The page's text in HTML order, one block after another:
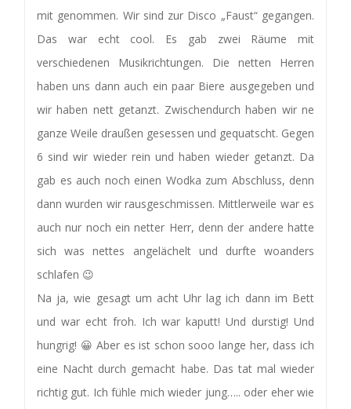
mit genommen. Wir sind zur Disco „Faust“ gegangen.
Das war echt cool. Es gab zwei Räume mit
verschiedenen Musikrichtungen. Die netten Herren
haben uns dann auch ein paar Biere ausgegeben und
wir haben nett getanzt. Zwischendurch haben wir ne
ganze Weile draußen gesessen und gequatscht. Gegen
6 sind wir wieder rein und haben wieder getanzt. Da
gab es auch noch einen Wodka zum Abschluss, denn
dann wurden wir rausgeschmissen. Mittlerweile war es
auch nur noch ein netter Herr, denn der andere hatte
sich was nettes angelächelt und durfte woanders
schlafen 😉
Na ja, wie gesagt um acht Uhr lag ich dann im Bett
und war echt froh. Ich war kaputt! Und durstig! Und
hungrig! 😀 Aber es ist schon sooo lange her, dass ich
eine Nacht durch gemacht habe. Das tat mal wieder
richtig gut. Ich fühle mich wieder jung….. oder eher wie